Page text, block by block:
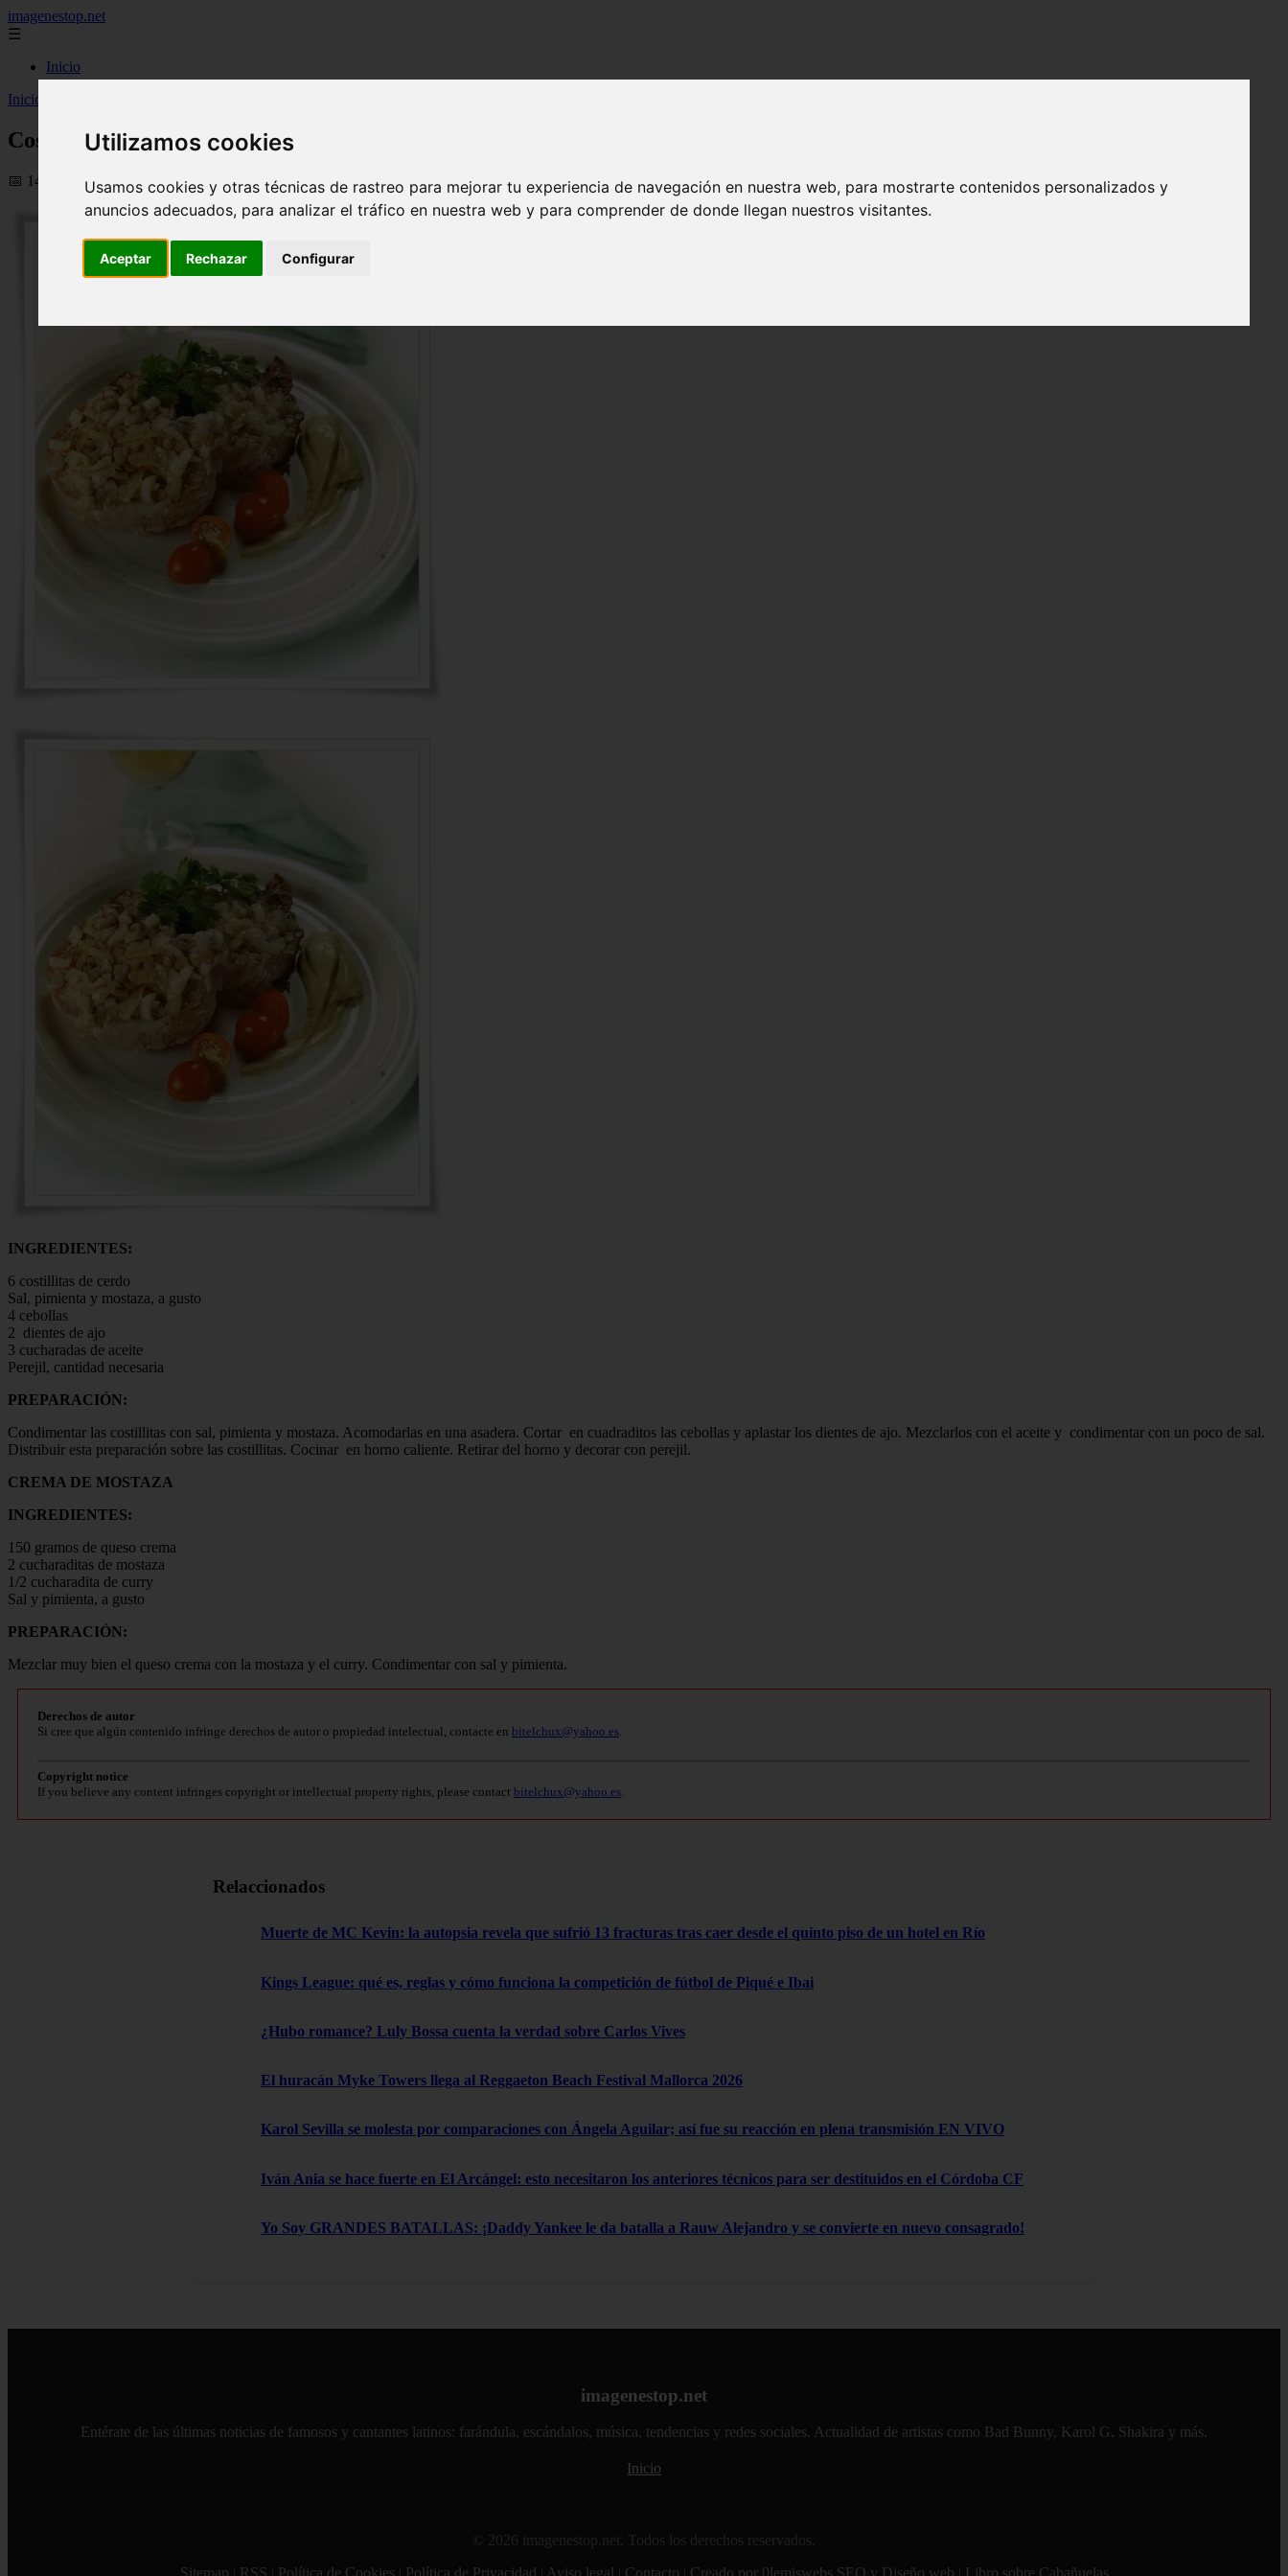
Utilizamos cookies
Usamos cookies y otras técnicas de rastreo para mejorar tu experiencia de navegación en nuestra web, para mostrarte contenidos personalizados y
anuncios adecuados, para analizar el tráfico en nuestra web y para comprender de donde llegan nuestros visitantes.
Aceptar Rechazar Configurar
imagenestop.net
☰
Inicio
Inicio
Costillitas de cerdo a la cebolla con crema de mostaza
📅 14/05/2024
INGREDIENTES:
6 costillitas de cerdo
Sal, pimienta y mostaza, a gusto
4 cebollas
2 dientes de ajo
3 cucharadas de aceite
Perejil, cantidad necesaria
PREPARACIÓN:
Condimentar las costillitas con sal, pimienta y mostaza. Acomodarlas en una asadera. Cortar en cuadraditos las cebollas y aplastar los dientes de ajo. Mezclarlos con el aceite y condimentar con un poco de sal.
Distribuir esta preparación sobre las costillitas. Cocinar en horno caliente. Retirar del horno y decorar con perejil.
CREMA DE MOSTAZA
INGREDIENTES:
150 gramos de queso crema
2 cucharaditas de mostaza
1/2 cucharadita de curry
Sal y pimienta, a gusto
PREPARACIÓN:
Mezclar muy bien el queso crema con la mostaza y el curry. Condimentar con sal y pimienta.
Derechos de autor
Si cree que algún contenido infringe derechos de autor o propiedad intelectual, contacte en bitelchux@yahoo.es
Copyright notice
If you believe any content infringes copyright or intellectual property rights, please contact bitelchux@yahoo.es
Relaccionados
Muerte de MC Kevin: la autopsia revela que sufrió 13 fracturas tras caer desde el quinto piso de un hotel en Río
Kings League: qué es, reglas y cómo funciona la competición de fútbol de Piqué e Ibai
¿Hubo romance? Luly Bossa cuenta la verdad sobre Carlos Vives
El huracán Myke Towers llega al Reggaeton Beach Festival Mallorca 2026
Karol Sevilla se molesta por comparaciones con Ángela Aguilar; así fue su reacción en plena transmisión EN VIVO
Iván Ania se hace fuerte en El Arcángel: esto necesitaron los anteriores técnicos para ser destituidos en el Córdoba CF
Yo Soy GRANDES BATALLAS: ¡Daddy Yankee le da batalla a Rauw Alejandro y se convierte en nuevo consagrado!
imagenestop.net
Entérate de las últimas noticias de famosos y cantantes latinos: farándula, escándalos, música, tendencias y redes sociales. Actualidad de artistas como Bad Bunny, Karol G, Shakira y más.
Inicio
© 2026 imagenestop.net. Todos los derechos reservados.